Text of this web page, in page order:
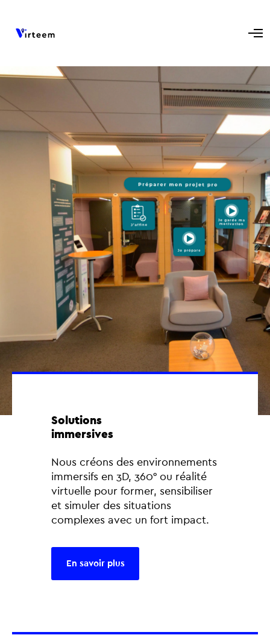
Solutions
immersives
Nous créons des environnements
immersifs en 3D, 360° ou réalité
virtuelle pour former, sensibiliser
et simuler des situations
complexes avec un fort impact.
En savoir plus